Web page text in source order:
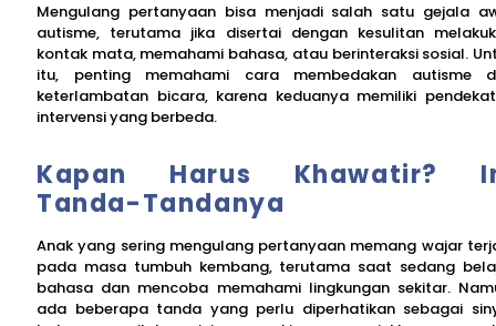
Mengulang pertanyaan bisa menjadi salah satu gejala
autisme, terutama jika disertai dengan kesulitan
kontak mata, memahami bahasa, atau berinteraksi sosial.
itu, penting memahami cara membedakan autisme
keterlambatan bicara, karena keduanya memiliki
intervensi yang berbeda.
Kapan Harus Khawatir?
Tanda-Tandanya
Anak yang sering mengulang pertanyaan memang wajar
pada masa tumbuh kembang, terutama saat sedang
bahasa dan mencoba memahami lingkungan sekitar.
ada beberapa tanda yang perlu diperhatikan sebagai